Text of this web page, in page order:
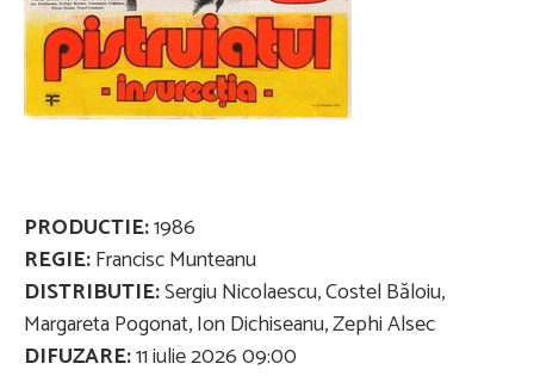
PRODUCTIE:1986
REGIE:Francisc Munteanu
DISTRIBUTIE:Sergiu Nicolaescu, Costel Băloiu,
Margareta Pogonat, Ion Dichiseanu, Zephi Alsec
DIFUZARE:11 iulie 2026 09:00